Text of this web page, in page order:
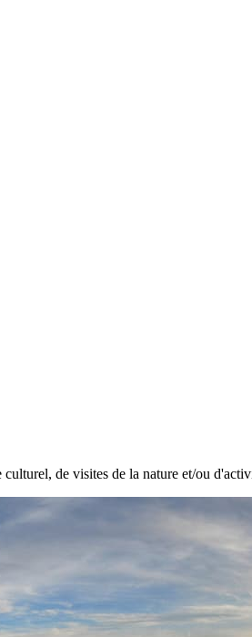
de visites de la nature et/ou